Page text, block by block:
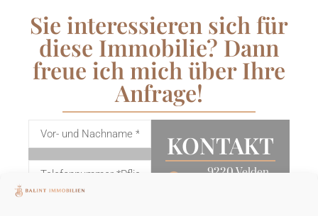
Sie interessieren sich für
diese Immobilie? Dann
freue ich mich über Ihre
Anfrage!
KONTAKT
9220 Velden